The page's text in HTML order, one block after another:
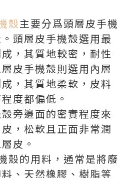
殼主要分爲頭層皮手機
頭層皮手機殼選用最
，其質地較密，耐性
皮手機殼則選用內層
，其質地柔軟，皮料
度都偏低。
旁邊面的密實程度來
，松軟且正面非常潤
皮。
殼的用料，通常是將廢
、天然橡膠、樹脂等